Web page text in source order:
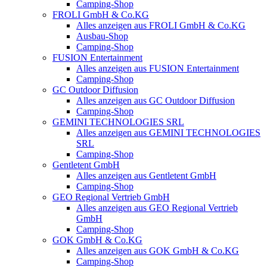
Camping-Shop
FROLI GmbH & Co.KG
Alles anzeigen aus FROLI GmbH & Co.KG
Ausbau-Shop
Camping-Shop
FUSION Entertainment
Alles anzeigen aus FUSION Entertainment
Camping-Shop
GC Outdoor Diffusion
Alles anzeigen aus GC Outdoor Diffusion
Camping-Shop
GEMINI TECHNOLOGIES SRL
Alles anzeigen aus GEMINI TECHNOLOGIES
SRL
Camping-Shop
Gentletent GmbH
Alles anzeigen aus Gentletent GmbH
Camping-Shop
GEO Regional Vertrieb GmbH
Alles anzeigen aus GEO Regional Vertrieb
GmbH
Camping-Shop
GOK GmbH & Co.KG
Alles anzeigen aus GOK GmbH & Co.KG
Camping-Shop